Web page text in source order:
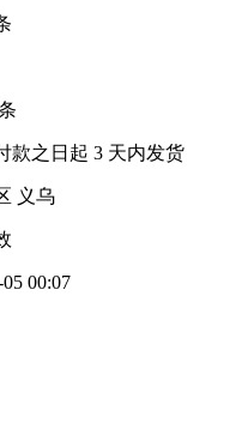
款之日起 3 天内发货
义乌
00:07